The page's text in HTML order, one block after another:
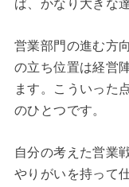
ば、かなり大きな
営業部門の進む方
の立ち位置は経営
ます。こういった
のひとつです。
自分の考えた営業
やりがいを持って